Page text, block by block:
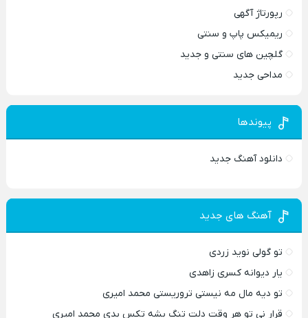
رپورتاژ آگهی
ریمیکس پاپ و سنتی
گلچین های سنتی و جدید
مداحی جدید
پیوندها
دانلود آهنگ جدید
آهنگ های جدید
تو گولی نوید زردی
یار دیوانه کسری زاهدی
تو دیه مال مه نیستی تروریستی محمد امیری
قرار نی تو هر وقت دلت تنگ بشه تکس بدی محمد امیری